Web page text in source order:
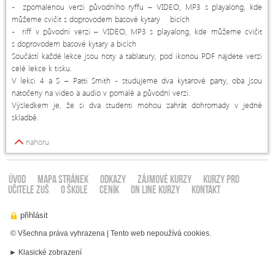
- zpomalenou verzi původního ryffu – VIDEO, MP3 s playalong, kde
můžeme cvičit s doprovodem basové kytary bicích
- riff v původní verzi – VIDEO, MP3 s playalong, kde můžeme cvičit
s doprovodem basové kytary a bicích
Součástí každé lekce jsou noty a tablatury, pod ikonou PDF najdete verzi
celé lekce k tisku.
V lekci 4 a 5 – Patti Smith - studujeme dva kytarové party, oba jsou
natočeny na video a audio v pomalé a původní verzi.
Výsledkem je, že si dva studenti mohou zahrát dohromady v jedné
skladbě.
nahoru
ÚVOD Mapa stránek Odkazy ZÁJMOVÉ KURZY
KURZY PRO
UČITELE ZUŠ
O ŠKOLE CENÍK ON LINE KURZY KONTAKT
© Všechna práva vyhrazena | Tento web nepoužívá cookies.